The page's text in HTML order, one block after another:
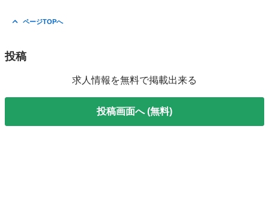
ページTOPへ
投稿
求人情報を無料で掲載出来る
投稿画面へ (無料)